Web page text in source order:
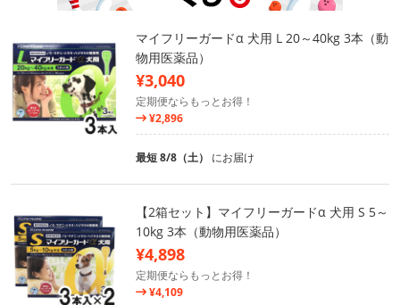
マイフリーガードα 犬用 L 20～40kg 3本（動
物用医薬品）
¥3,040
定期便ならもっとお得！
¥2,896
最短 8/8（土） にお届け
【2箱セット】マイフリーガードα 犬用 S 5～
10kg 3本（動物用医薬品）
¥4,898
定期便ならもっとお得！
¥4,109